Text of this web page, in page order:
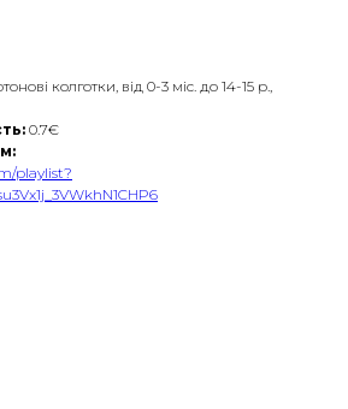
колготки, від 0-3 міс. до 14-15 р.,
0.7€
playlist?